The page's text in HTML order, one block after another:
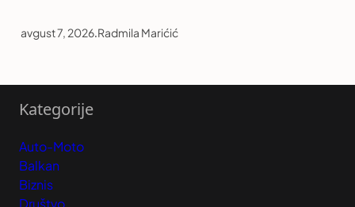
avgust 7, 2026.Radmila Marićić
Kategorije
Auto-Moto
Balkan
Biznis
Društvo